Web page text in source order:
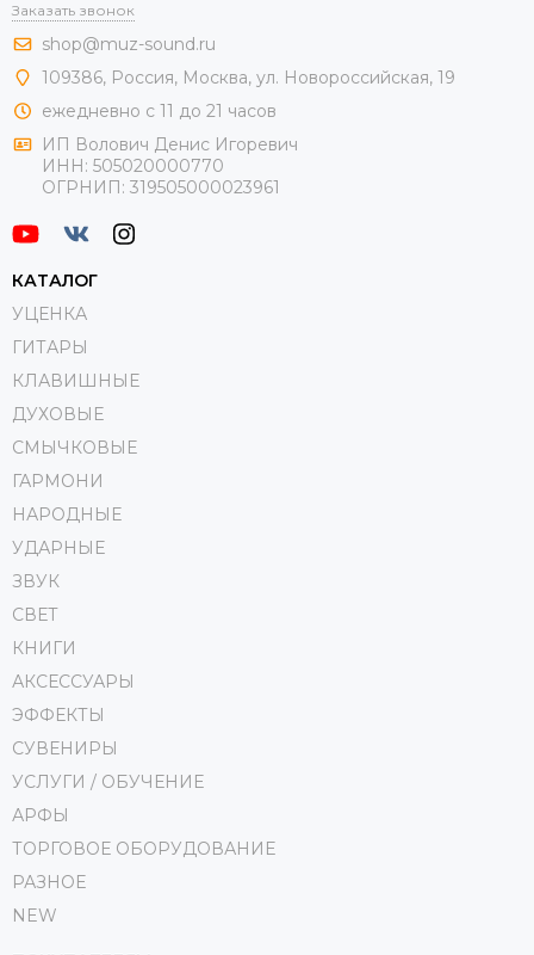
Заказать звонок
shop@muz-sound.ru
109386, Россия, Москва, ул. Новороссийская, 19
ежедневно с 11 до 21 часов
ИП Волович Денис Игоревич
ИНН: 505020000770
ОГРНИП: 319505000023961
КАТАЛОГ
УЦЕНКА
ГИТАРЫ
КЛАВИШНЫЕ
ДУХОВЫЕ
СМЫЧКОВЫЕ
ГАРМОНИ
НАРОДНЫЕ
УДАРНЫЕ
ЗВУК
СВЕТ
КНИГИ
АКСЕССУАРЫ
ЭФФЕКТЫ
СУВЕНИРЫ
УСЛУГИ / ОБУЧЕНИЕ
АРФЫ
ТОРГОВОЕ ОБОРУДОВАНИЕ
РАЗНОЕ
NEW